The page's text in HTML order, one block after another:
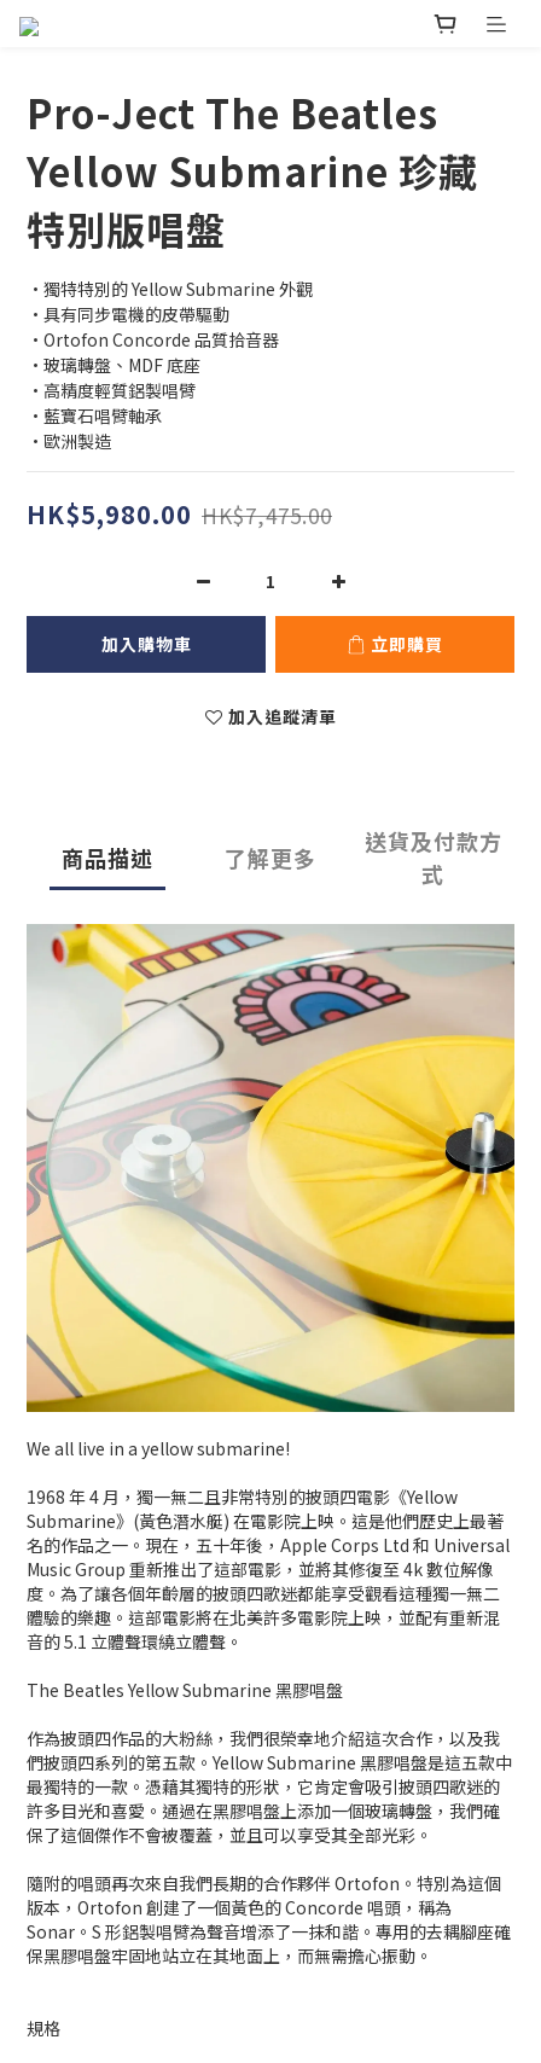
Pro-Ject The Beatles
Yellow Submarine 珍藏
特別版唱盤
•獨特特別的 Yellow Submarine 外觀
•具有同步電機的皮帶驅動
•Ortofon Concorde 品質拾音器
•玻璃轉盤、MDF 底座
•高精度輕質鋁製唱臂
•藍寶石唱臂軸承
•歐洲製造
HK$5,980.00 HK$7,475.00
加入購物車 立即購買
加入追蹤清單
商品描述 了解更多
送貨及付款方
式
We all live in a yellow submarine!
1968 年 4 月，獨一無二且非常特別的披頭四電影《Yellow
Submarine》(黃色潛水艇) 在電影院上映。這是他們歷史上最著
名的作品之一。現在，五十年後，Apple Corps Ltd 和 Universal
Music Group 重新推出了這部電影，並將其修復至 4k 數位解像
度。為了讓各個年齡層的披頭四歌迷都能享受觀看這種獨一無二
體驗的樂趣。這部電影將在北美許多電影院上映，並配有重新混
音的 5.1 立體聲環繞立體聲。
The Beatles Yellow Submarine 黑膠唱盤
作為披頭四作品的大粉絲，我們很榮幸地介紹這次合作，以及我
們披頭四系列的第五款。Yellow Submarine 黑膠唱盤是這五款中
最獨特的一款。憑藉其獨特的形狀，它肯定會吸引披頭四歌迷的
許多目光和喜愛。通過在黑膠唱盤上添加一個玻璃轉盤，我們確
保了這個傑作不會被覆蓋，並且可以享受其全部光彩。
隨附的唱頭再次來自我們長期的合作夥伴 Ortofon。特別為這個
版本，Ortofon 創建了一個黃色的 Concorde 唱頭，稱為
Sonar。S 形鋁製唱臂為聲音增添了一抹和諧。專用的去耦腳座確
保黑膠唱盤牢固地站立在其地面上，而無需擔心振動。
規格